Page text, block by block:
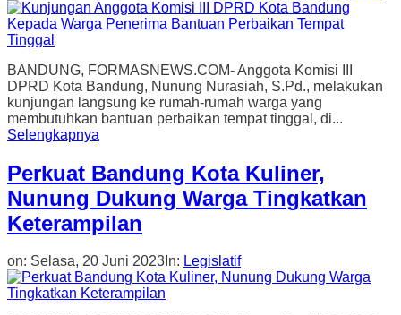
BANDUNG, FORMASNEWS.COM- Anggota Komisi III
DPRD Kota Bandung, Nunung Nurasiah, S.Pd., melakukan
kunjungan langsung ke rumah-rumah warga yang
membutuhkan bantuan perbaikan tempat tinggal, di...
Selengkapnya
Perkuat Bandung Kota Kuliner,
Nunung Dukung Warga Tingkatkan
Keterampilan
on: Selasa, 20 Juni 2023 In: Legislatif